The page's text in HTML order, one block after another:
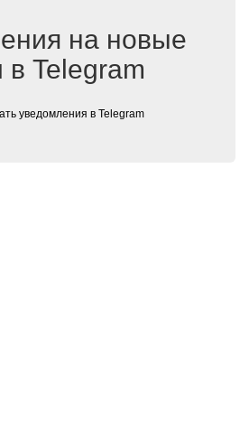
на новые
в Telegram
уведомления в Telegram